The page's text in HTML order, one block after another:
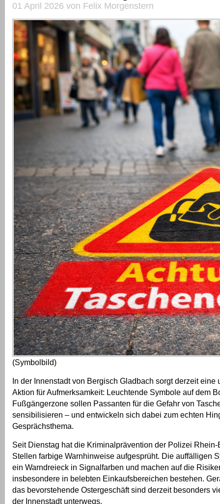
01 April 2026 von Felix Morgenstern
(Symbolbild)
In der Innenstadt von Bergisch Gladbach sorgt derzeit eine
Aktion für Aufmerksamkeit: Leuchtende Symbole auf dem
Fußgängerzone sollen Passanten für die Gefahr von
sensibilisieren – und entwickeln sich dabei zum echten
Gesprächsthema.
Seit Dienstag hat die Kriminalprävention der Polizei Rhein-
Stellen farbige Warnhinweise aufgesprüht. Die auffälligen
ein Warndreieck in Signalfarben und machen auf die
insbesondere in belebten Einkaufsbereichen bestehen.
das bevorstehende Ostergeschäft sind derzeit besonders
der Innenstadt unterwegs.